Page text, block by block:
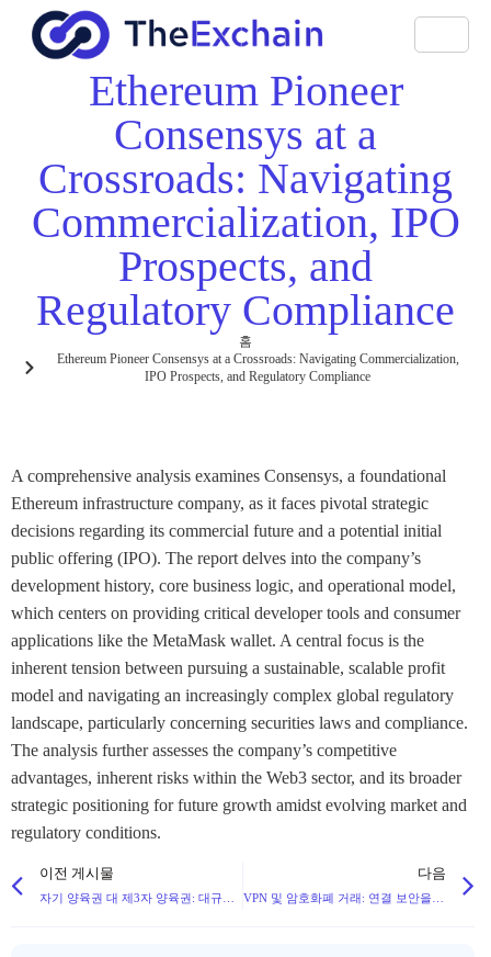
Ethereum Pioneer
Consensys at a
Crossroads: Navigating
Commercialization, IPO
Prospects, and
Regulatory Compliance
홈
Ethereum Pioneer Consensys at a Crossroads: Navigating Commercialization,
IPO Prospects, and Regulatory Compliance
A comprehensive analysis examines Consensys, a foundational
Ethereum infrastructure company, as it faces pivotal strategic
decisions regarding its commercial future and a potential initial
public offering (IPO). The report delves into the company’s
development history, core business logic, and operational model,
which centers on providing critical developer tools and consumer
applications like the MetaMask wallet. A central focus is the
inherent tension between pursuing a sustainable, scalable profit
model and navigating an increasingly complex global regulatory
landscape, particularly concerning securities laws and compliance.
The analysis further assesses the company’s competitive
advantages, inherent risks within the Web3 sector, and its broader
strategic positioning for future growth amidst evolving market and
regulatory conditions.
이전 게시물 다음